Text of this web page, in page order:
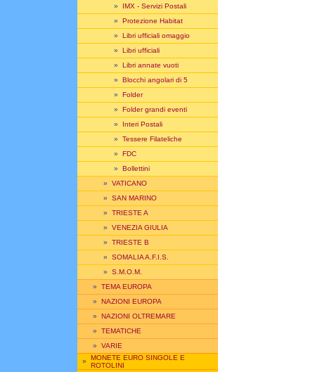
» IMX - Servizi Postali
» Protezione Habitat
» Libri ufficiali omaggio
» Libri ufficiali
» Libri annate vuoti
» Blocchi angolari di 5
» Folder
» Folder grandi eventi
» Interi Postali
» Tessere Filateliche
» FDC
» Bollettini
» VATICANO
» SAN MARINO
» TRIESTE A
» VENEZIA GIULIA
» TRIESTE B
» SOMALIA A.F.I.S.
» S.M.O.M.
» TEMA EUROPA
» NAZIONI EUROPA
» NAZIONI OLTREMARE
» TEMATICHE
» VARIE
» MONETE EURO SINGOLE E
ROTOLINI